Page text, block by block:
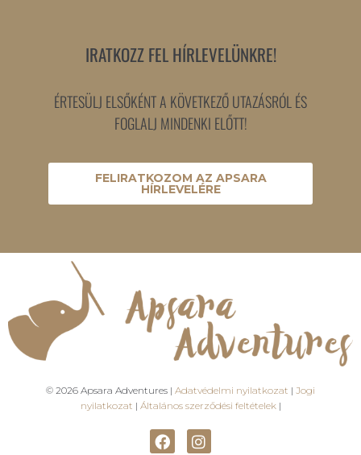
IRATKOZZ FEL HÍRLEVELÜNKRE!
ÉRTESÜLJ ELSŐKÉNT A KÖVETKEZŐ UTAZÁSRÓL ÉS
FOGLALJ MINDENKI ELŐTT!
FELIRATKOZOM AZ APSARA
HÍRLEVELÉRE
© 2026 Apsara Adventures | Adatvédelmi nyilatkozat | Jogi
nyilatkozat | Általános szerződési feltételek |